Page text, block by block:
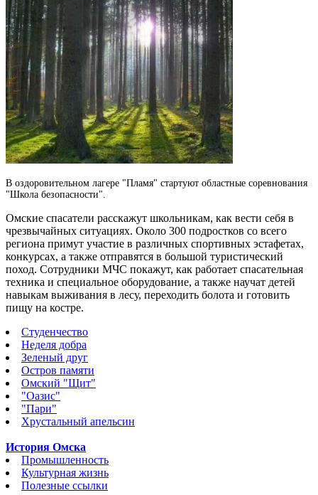
В оздоровительном лагере "Пламя" стартуют областные соревнования
"Школа безопасности".
Омские спасатели расскажут школьникам, как вести себя в
чрезвычайных ситуациях. Около 300 подростков со всего
региона примут участие в различных спортивных эстафетах,
конкурсах, а также отправятся в большой туристический
поход. Сотрудники МЧС покажут, как работает спасательная
техника и специальное оборудование, а также научат детей
навыкам выживания в лесу, переходить болота и готовить
пищу на костре.
Студенчество
Неделя добра
Зеленый друг
Остров памяти
Омский "Щит"
"Оазис"
"Пари"
Хрустальный апельсин
История Омска
Промышленность
Культурная жизнь
Полезные ссылки